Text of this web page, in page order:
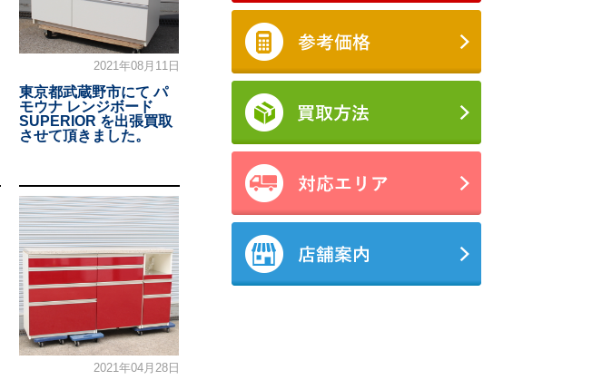
2021年08月11日
東京都武蔵野市にて パ
モウナ レンジボード
SUPERIOR を出張買取
させて頂きました。
2021年04月28日